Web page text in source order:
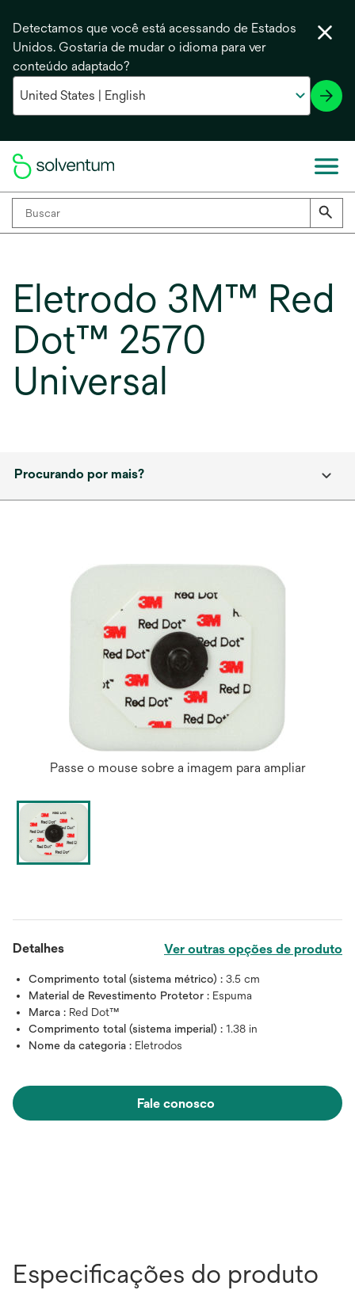
Detectamos que você está acessando de Estados
Unidos. Gostaria de mudar o idioma para ver
conteúdo adaptado?
Eletrodo 3M™ Red
Dot™ 2570
Universal
Procurando por mais?
Passe o mouse sobre a imagem para ampliar
Detalhes Ver outras opções de produto
Comprimento total (sistema métrico) : 3.5 cm
Material de Revestimento Protetor : Espuma
Marca : Red Dot™
Comprimento total (sistema imperial) : 1.38 in
Nome da categoria : Eletrodos
Fale conosco
Especificações do produto